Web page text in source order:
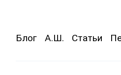
Блог А.Ш. Статьи